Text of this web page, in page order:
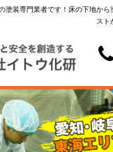
塗装専門業者です！床の下地から
スト